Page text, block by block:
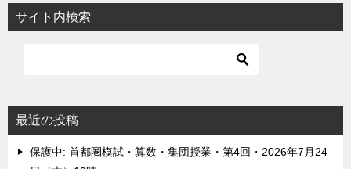
サイト内検索
最近の投稿
保護中: 首都圏模試・算数・集団授業・第4回・2026年7月24